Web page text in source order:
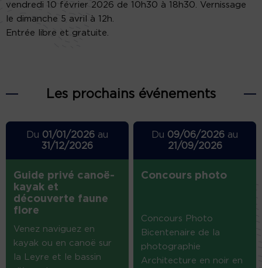
vendredi 10 février 2026 de 10h30 à 18h30. Vernissage
le dimanche 5 avril à 12h.
Entrée libre et gratuite.
Les prochains événements
Du 01/01/2026au
31/12/2026
Guide privé canoë-
kayak et
découverte faune
flore
Venez naviguez en
kayak ou en canoë sur
la Leyre et le bassin
Du 09/06/2026 au
21/09/2026
Concours photo
Concours Photo
Bicentenaire de la
photographie
Architecture en noir en